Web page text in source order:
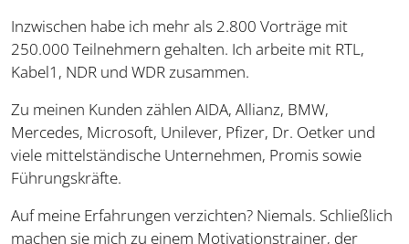
Inzwischen habe ich mehr als 2.800 Vorträge mit
250.000 Teilnehmern gehalten. Ich arbeite mit RTL,
Kabel1, NDR und WDR zusammen.
Zu meinen Kunden zählen AIDA, Allianz, BMW,
Mercedes, Microsoft, Unilever, Pfizer, Dr. Oetker und
viele mittelständische Unternehmen, Promis sowie
Führungskräfte.
Auf meine Erfahrungen verzichten? Niemals. Schließlich
machen sie mich zu einem Motivationstrainer, der